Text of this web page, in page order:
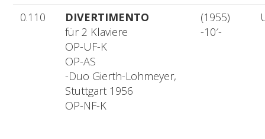
0.110
DIVERTIMENTO
für 2 Klaviere
OP-UF-K
OP-AS
-Duo Gierth-Lohmeyer,
Stuttgart 1956
OP-NF-K
(1955)
-10′-